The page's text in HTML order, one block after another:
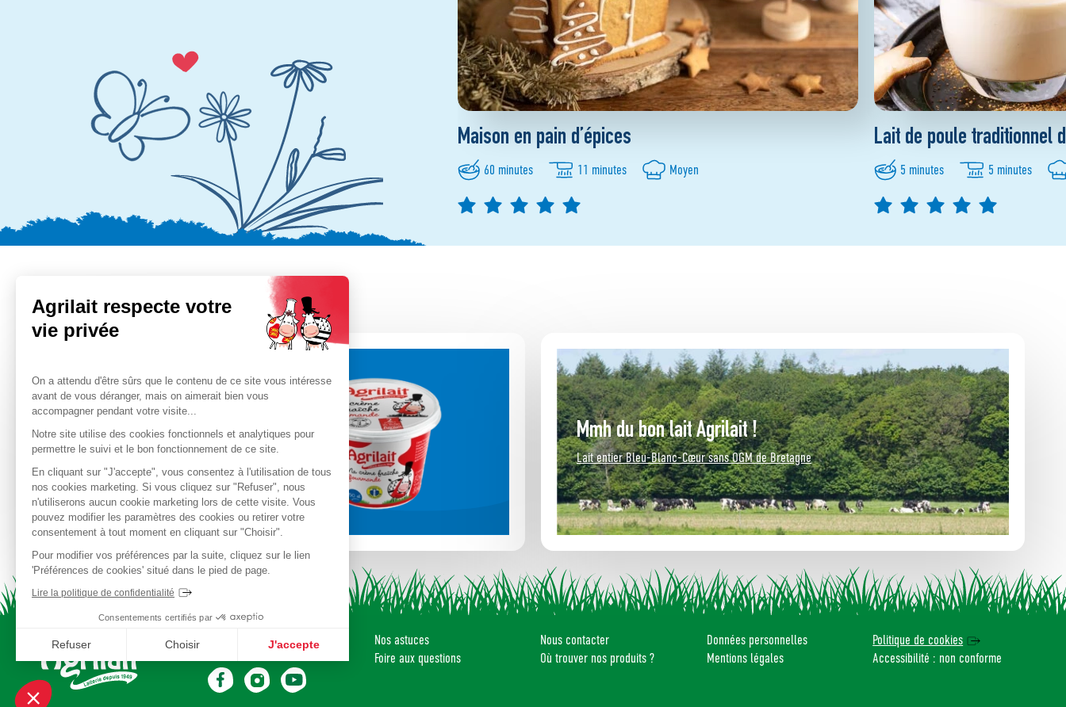
Agrilait respecte votre
vie privée
On a attendu d'être sûrs que le contenu de ce site vous intéresse
avant de vous déranger, mais on aimerait bien vous
accompagner pendant votre visite...
Notre site utilise des cookies fonctionnels et analytiques pour
permettre le suivi et le bon fonctionnement de ce site.
En cliquant sur "J'accepte", vous consentez à l'utilisation de tous
nos cookies marketing. Si vous cliquez sur "Refuser", nous
n'utiliserons aucun cookie marketing lors de cette visite. Vous
pouvez modifier les paramètres des cookies ou retirer votre
consentement à tout moment en cliquant sur "Choisir".
Pour modifier vos préférences par la suite, cliquez sur le lien
'Préférences de cookies' situé dans le pied de page.
Lire la politique de confidentialité
Consentements certifiés par
Refuser Choisir J'accepte
Axeptio consent
Plateforme de Gestion du Consentement : Personnalisez vos Options
Notre plateforme vous permet d'adapter et de gérer vos paramètres de confidentialité, en garantissant la conformité avec les réglementations. Personnalisez vos préférences
Maison en pain d’épices
60 minutes 11 minutes Moyen
Lait de poule traditionnel
5 minutes 5 minutes
Pour aller plus loin
Laissez-vous tenter !
Crème fraîche de Bretagne 50cl
Mmh du bon lait Agrilait !
Lait entier Bleu-Blanc-Cœur sans OGM de Bretagne
Retrouvez Agrilait sur les
réseaux sociaux
Nos astuces
Foire aux questions
Nous contacter
Où trouver nos produits ?
Données personnelles
Mentions légales
Politique de cookies
Accessibilité : non conforme